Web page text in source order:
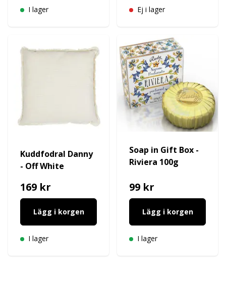
I lager Ej i lager
Kuddfodral Danny
- Off White
169 kr
Lägg i korgen
I lager
Soap in Gift Box -
Riviera 100g
99 kr
Lägg i korgen
I lager